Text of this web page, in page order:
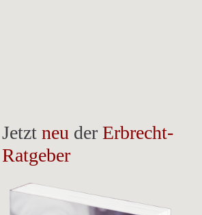
Jetztneu derErbrecht-
Ratgeber